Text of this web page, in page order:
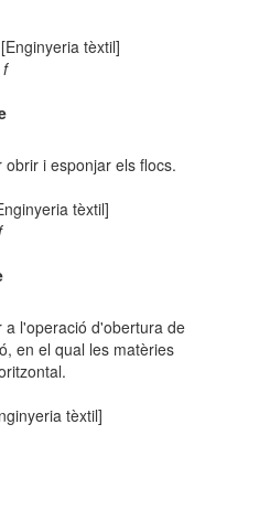
[Enginyeria tèxtil]
f
i esponjar els flocs.
tèxtil]
l'operació d'obertura de
en el qual les matèries
tèxtil]